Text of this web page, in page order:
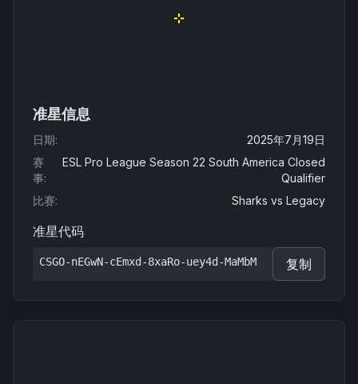
准星信息
日期:
2025年7月19日
赛
事:
ESL Pro League Season 22 South America Closed
Qualifier
比赛: Sharks vs Legacy
准星代码
CSGO-nEGwN-cEmxd-8xaRo-uey4d-MaMbM 复制